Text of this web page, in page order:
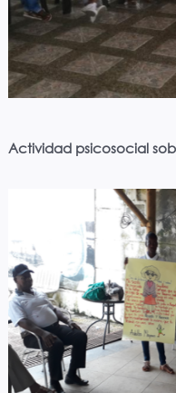
Actividad psicosocial